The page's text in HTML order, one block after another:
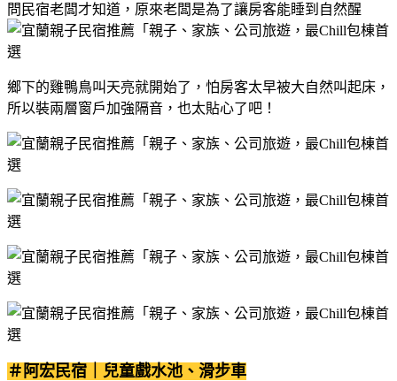
問民宿老闆才知道，原來老闆是為了讓房客能睡到自然醒
鄉下的雞鴨鳥叫天亮就開始了，怕房客太早被大自然叫起床，
所以裝兩層窗戶加強隔音，也太貼心了吧！
＃阿宏民宿｜兒童戲水池、 滑步車